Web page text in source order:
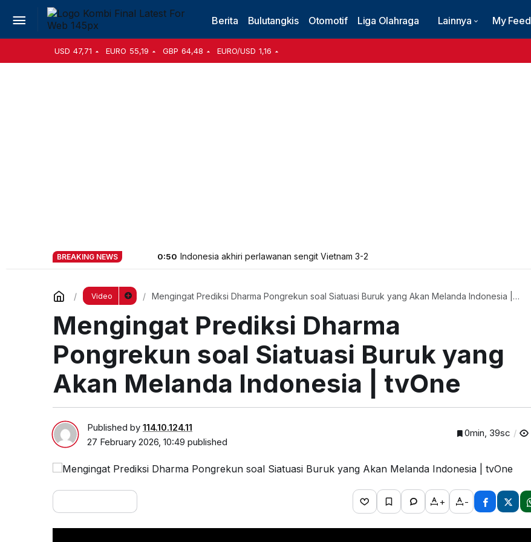
Berita Bulutangkis Otomotif Liga Olahraga Lainnya My Feed
USD 47,71 EURO 55,19 GBP 64,48 EURO/USD 1,16
BREAKING NEWS 0:50 Indonesia akhiri perlawanan sengit Vietnam 3-2
Video
Mengingat Prediksi Dharma Pongrekun soal Siatuasi Buruk yang Akan Melanda Indonesia |
Mengingat Prediksi Dharma
Pongrekun soal Siatuasi Buruk yang
Akan Melanda Indonesia | tvOne
Published by 114.10.124.11
27 February 2026, 10:49 published
0min, 39sc
+ -